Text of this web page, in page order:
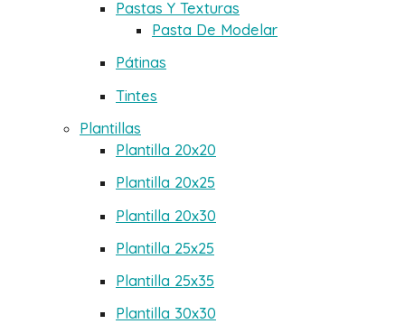
Pastas Y Texturas
Pasta De Modelar
Pátinas
Tintes
Plantillas
Plantilla 20x20
Plantilla 20x25
Plantilla 20x30
Plantilla 25x25
Plantilla 25x35
Plantilla 30x30